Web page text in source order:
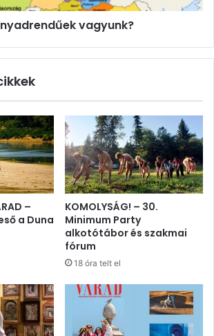
vagyunk?
–
a Duna
KOMOLYSÁG! – 30.
Minimum Party
alkotótábor és szakmai
fórum
18 óra telt el